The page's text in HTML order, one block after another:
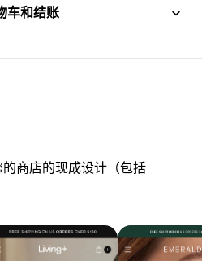
车和结账
商店的现成设计（包括